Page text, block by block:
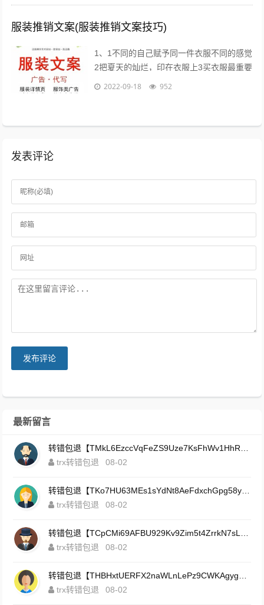
服装推销文案(服装推销文案技巧)
1、1不同的自己赋予同一件衣服不同的感觉
2把夏天的灿烂，印在衣服上3买衣服最重要
的目的，是放松我们自己4时间会折旧这件
2022-09-18 952
发表评论
发布评论
最新留言
trx转错包退
08-02
trx转错包退
08-02
trx转错包退
08-02
trx转错包退
08-02